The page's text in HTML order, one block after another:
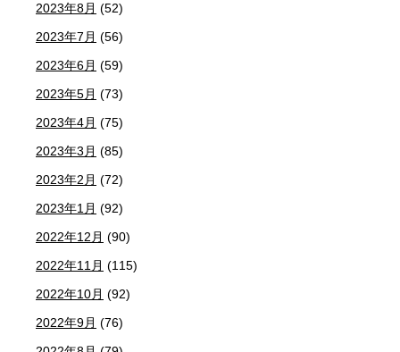
2023年8月 (52)
2023年7月 (56)
2023年6月 (59)
2023年5月 (73)
2023年4月 (75)
2023年3月 (85)
2023年2月 (72)
2023年1月 (92)
2022年12月 (90)
2022年11月 (115)
2022年10月 (92)
2022年9月 (76)